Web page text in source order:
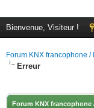
Bienvenue, Visiteur !
Forum KNX francophone
Erreur
Forum KNX francophone